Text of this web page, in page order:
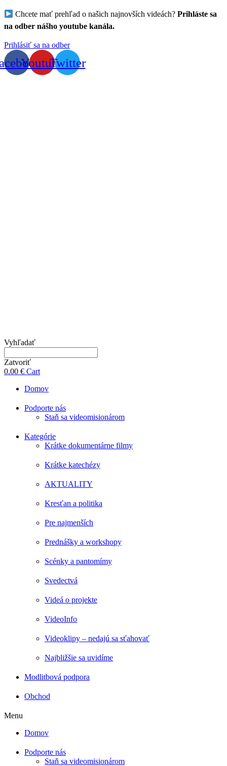
Chcete mať prehľad o našich najnovších videách? Prihláste sa
na odber nášho youtube kanála.
Prihlásiť sa na odber
YoutubeTwitter
Vyhľadať
Zatvoriť
0.00 € Cart
Domov
Podporte nás
Staň sa videomisionárom
Kategórie
Krátke dokumentárne filmy
Krátke katechézy
AKTUALITY
Kresťan a politika
Pre najmenších
Prednášky a workshopy
Scénky a pantomímy
Svedectvá
Videá o projekte
VideoInfo
Videoklipy – nedajú sa sťahovať
Najbližšie sa uvidíme
Modlitbová podpora
Obchod
Menu
Domov
Podporte nás
Staň sa videomisionárom